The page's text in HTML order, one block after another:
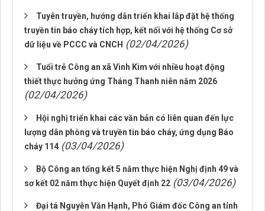
Tuyên truyền, hướng dẫn triển khai lắp đặt hệ thống
truyền tin báo cháy tích hợp, kết nối với hệ thống Cơ sở
dữ liệu về PCCC và CNCH (02/04/2026)
Tuổi trẻ Công an xã Vinh Kim với nhiều hoạt động
thiết thực hưởng ứng Tháng Thanh niên năm 2026
(02/04/2026)
Hội nghị triển khai các văn bản có liên quan đến lực
lượng dân phòng và truyền tin báo cháy, ứng dụng Báo
cháy 114 (03/04/2026)
Bộ Công an tổng kết 5 năm thực hiện Nghị định 49 và
sơ kết 02 năm thực hiện Quyết định 22 (03/04/2026)
Đại tá Nguyễn Văn Hạnh, Phó Giám đốc Công an tỉnh